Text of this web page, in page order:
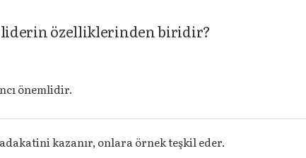
liderin özelliklerinden biridir?
önemlidir.
kazanır, onlara örnek teşkil eder.